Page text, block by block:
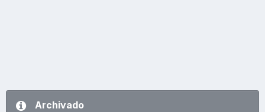
Archivado